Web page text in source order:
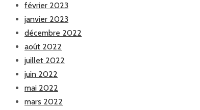
février 2023
janvier 2023
décembre 2022
août 2022
juillet 2022
juin 2022
mai 2022
mars 2022